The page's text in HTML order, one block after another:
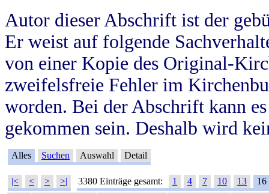
Autor dieser Abschrift ist der
Er weist auf folgende
von einer Kopie des Original-
zweifelsfreie Fehler im
worden. Bei der Abschrift kann
gekommen sein. Deshalb wird
Alles Suchen Auswahl Detail
|< < > >| 3380 Einträge gesamt: 1 4 7 10 13
16